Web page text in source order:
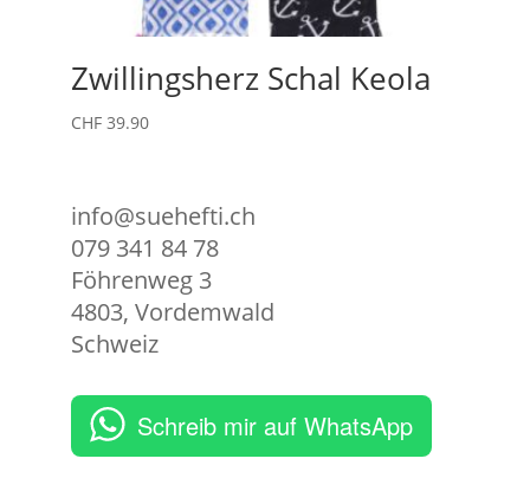
Zwillingsherz Schal Keola
CHF39.90
info@suehefti.ch
079 341 84 78
Föhrenweg 3
4803, Vordemwald
Schweiz
Schreib mir auf WhatsApp